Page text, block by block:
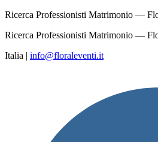
Ricerca Professionisti Matrimonio —
Ricerca Professionisti Matrimonio —
Italia | info@floraleventi.it